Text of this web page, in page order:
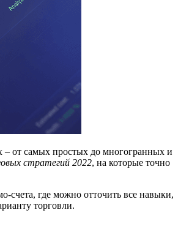
– от самых простых до многогранных и
стратегий 2022, на которые точно
счета, где можно отточить все навыки,
торговли.